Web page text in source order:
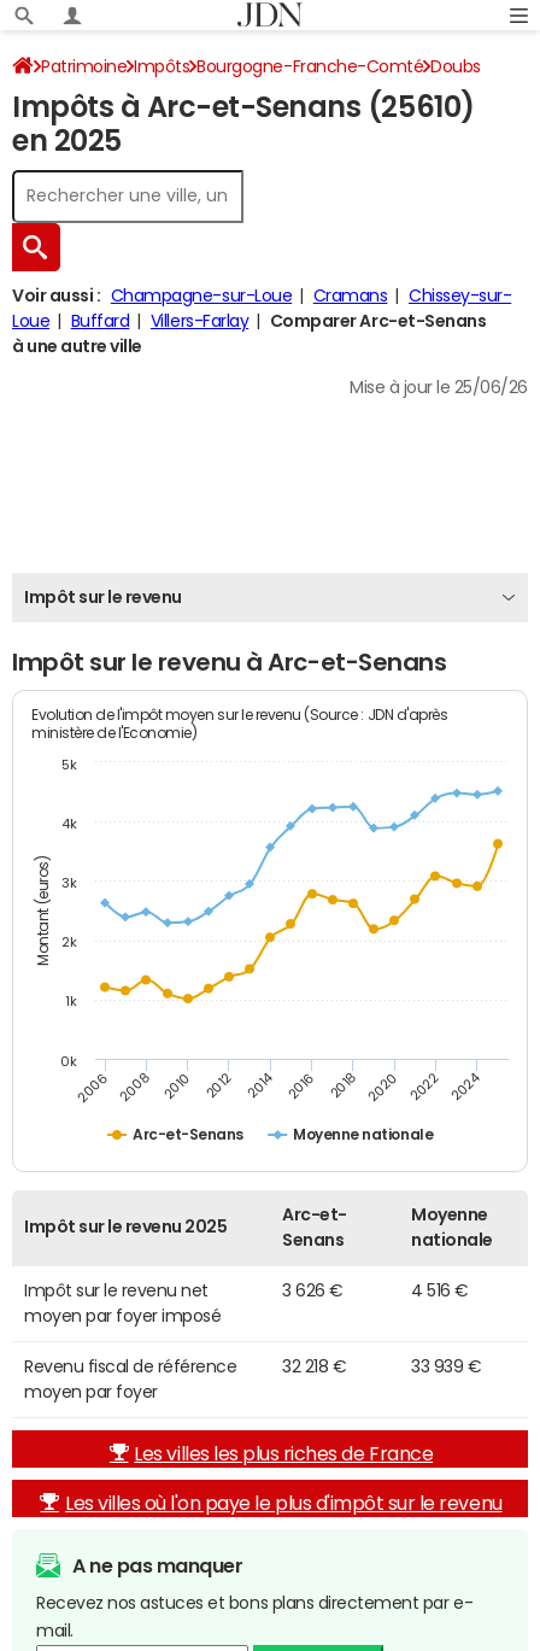
Patrimoine Impôts Bourgogne-Franche-Comté Doubs
Arc-et-Senans Impôt sur le revenu
Impôts à Arc-et-Senans (25610)
en 2025
Voir aussi : Champagne-sur-Loue Cramans
Chissey-sur-
Loue
Buffard Villers-Farlay
Comparer Arc-et-Senans
à une autre ville
Mise à jour le 25/06/26
Impôt sur le revenu
Impôt sur le revenu à Arc-et-Senans
Montant (euros)
Evolution de l'impôt moyen sur le revenu (Source : JDN d'après
ministère de l'Economie)
Arc-et-Senans Moyenne nationale
2006 2008 2010 2012 2014 2016 2018 2020 2022 2024
0k
1k
2k
3k
4k
5k
Impôt sur le revenu 2025
Arc-et-
Senans
Moyenne
nationale
Impôt sur le revenu net
moyen par foyer imposé
3 626 € 4 516 €
Revenu fiscal de référence
moyen par foyer
32 218 € 33 939 €
Les villes les plus riches de France
Les villes où l'on paye le plus d'impôt sur le revenu
A ne pas manquer
Recevez nos astuces et bons plans directement par e-
mail.